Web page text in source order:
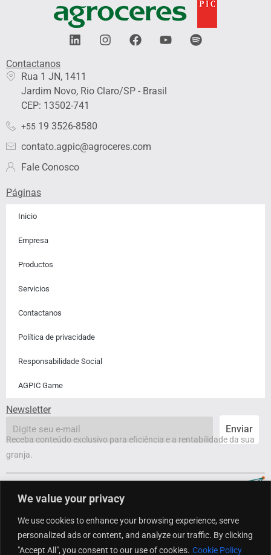
We value your privacy
We use cookies to enhance your browsing experience, serve
personalized ads or content, and analyze our traffic. By clicking
"Accept All", you consent to our use of cookies. Cookie Policy
L
i
k
e
d
i
I
n
g
F
a
o
Y
o
b
S
p
Contactanos​
Rua 1 JN, 1411
Jardim Novo, Rio Claro/SP - Brasil
CEP: 13502-741
+55 19 3526-8580
contato.agpic@agroceres.com
Fale Conosco
Páginas
Inicio
Empresa
Productos
Servicios
Contactanos​
Política de privacidade
Responsabilidade Social
AGPIC Game
Newsletter
Enviar
Receba conteúdo exclusivo para eficiência e a rentabilidade da sua
granja.